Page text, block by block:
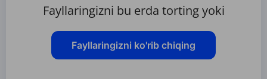
Fayllaringizni bu erda torting yoki
Fayllaringizni ko'rib chiqing